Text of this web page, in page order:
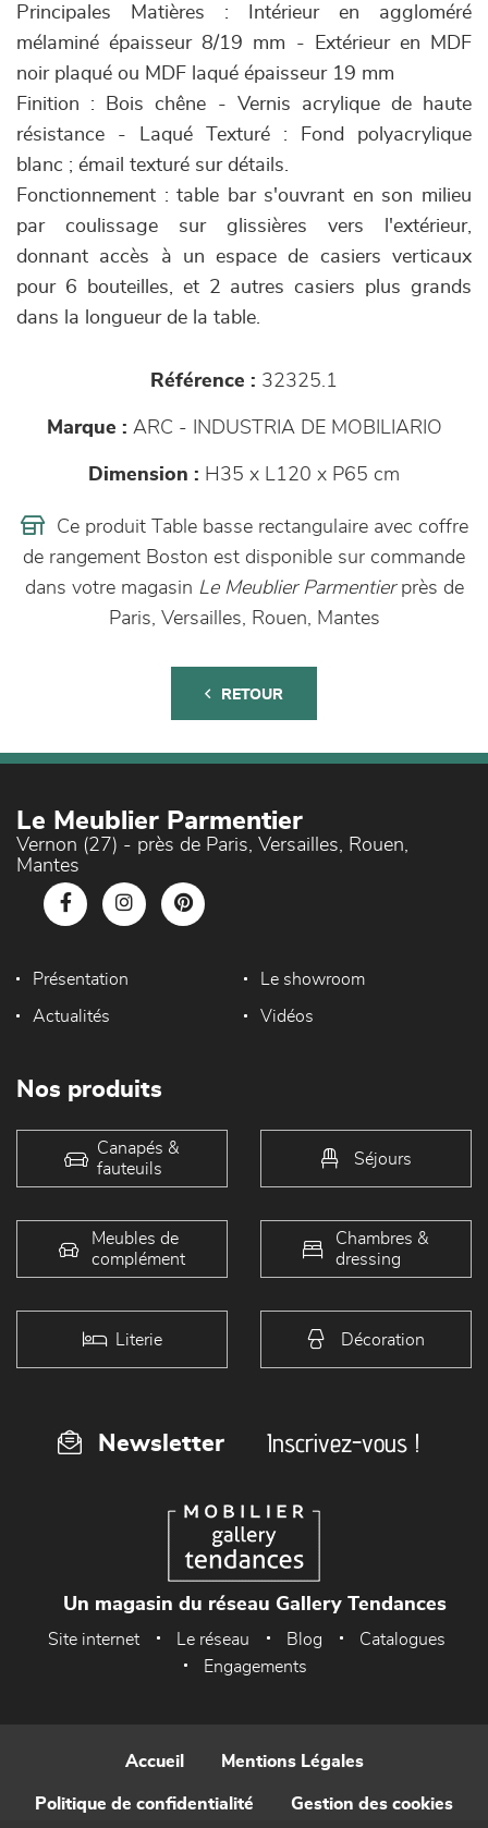
Principales Matières : Intérieur en aggloméré
mélaminé épaisseur 8/19 mm - Extérieur en MDF
noir plaqué ou MDF laqué épaisseur 19 mm
Finition : Bois chêne - Vernis acrylique de haute
résistance - Laqué Texturé : Fond polyacrylique
blanc ; émail texturé sur détails.
Fonctionnement : table bar s'ouvrant en son milieu
par coulissage sur glissières vers l'extérieur,
donnant accès à un espace de casiers verticaux
pour 6 bouteilles, et 2 autres casiers plus grands
dans la longueur de la table.
Référence : 32325.1
Marque : ARC - INDUSTRIA DE MOBILIARIO
Dimension : H35 x L120 x P65 cm
Ce produit Table basse rectangulaire avec coffre
de rangement Boston est disponible sur commande
dans votre magasin Le Meublier Parmentierprès de
Paris, Versailles, Rouen, Mantes
RETOUR
Le Meublier Parmentier
Vernon (27) - près de Paris, Versailles, Rouen,
Mantes
Présentation Le showroom
Actualités Vidéos
Nos produits
Canapés &
fauteuils
Séjours
Meubles de
complément
Chambres &
dressing
Literie Décoration
Newsletter Inscrivez-vous !
Un magasin du réseau Gallery Tendances
Site internet Le réseau Blog
Catalogues
Engagements
Accueil Mentions Légales
Politique de confidentialité Gestion des cookies